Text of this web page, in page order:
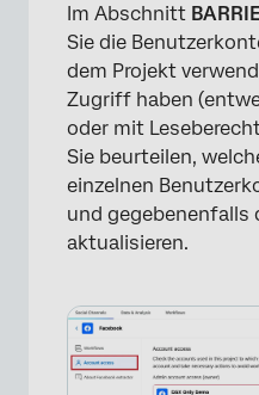
Im Abschnitt
Sie die
dem Projekt
Zugriff haben
oder mit
Sie beurteilen,
einzelnen
und gegebenenfalls
aktualisieren.